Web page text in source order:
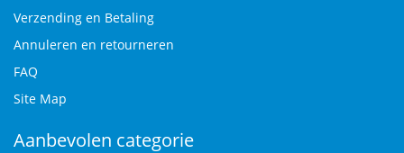
Verzending en Betaling
Annuleren en retourneren
FAQ
Site Map
Aanbevolen categorie